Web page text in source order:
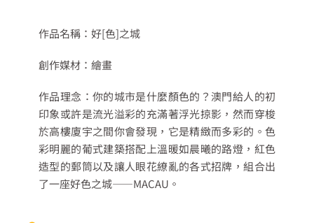
作品名稱：好[色]之城
創作媒材：繪畫
作品理念：你的城市是什麼顏色的？澳門給人的初
印象或許是流光溢彩的充滿著浮光掠影，然而穿梭
於高樓廈宇之間你會發現，它是精緻而多彩的。色
彩明麗的葡式建築搭配上溫暖如晨曦的路燈，紅色
造型的郵筒以及讓人眼花繚亂的各式招牌，組合出
了一座好色之城——MACAU。